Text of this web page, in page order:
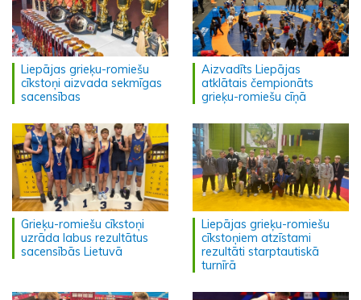
Liepājas grieķu-romiešu
cīkstoņi aizvada sekmīgas
sacensības
Aizvadīts Liepājas
atklātais čempionāts
grieķu-romiešu cīņā
Grieķu-romiešu cīkstoņi
uzrāda labus rezultātus
sacensībās Lietuvā
Liepājas grieķu-romiešu
cīkstoņiem atzīstami
rezultāti starptautiskā
turnīrā